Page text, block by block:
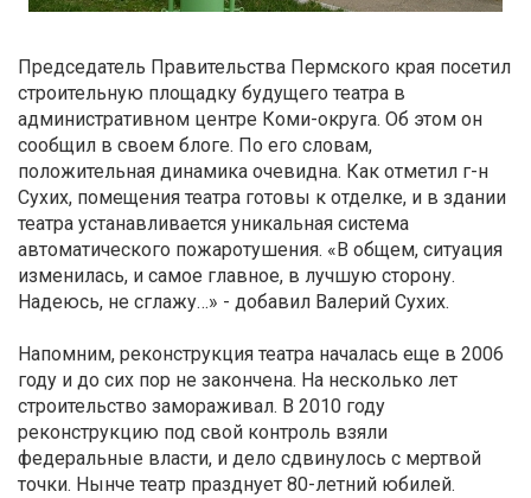
Председатель Правительства Пермского края посетил
строительную площадку будущего театра в
административном центре Коми-округа. Об этом он
сообщил в своем блоге. По его словам,
положительная динамика очевидна. Как отметил г-н
Сухих, помещения театра готовы к отделке, и в здании
театра устанавливается уникальная система
автоматического пожаротушения. «В общем, ситуация
изменилась, и самое главное, в лучшую сторону.
Надеюсь, не сглажу…» - добавил Валерий Сухих.
Напомним, реконструкция театра началась еще в 2006
году и до сих пор не закончена. На несколько лет
строительство замораживал. В 2010 году
реконструкцию под свой контроль взяли
федеральные власти, и дело сдвинулось с мертвой
точки. Нынче театр празднует 80-летний юбилей.